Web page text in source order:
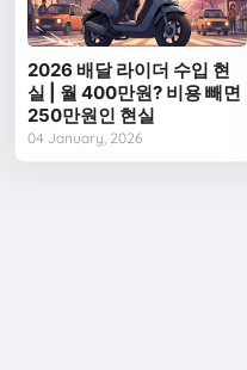
2026 배달 라이더 수입 현
실 | 월 400만원? 비용 빼면
250만원인 현실
04 January, 2026